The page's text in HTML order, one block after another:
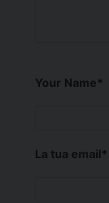
Your Name*
La tua email*